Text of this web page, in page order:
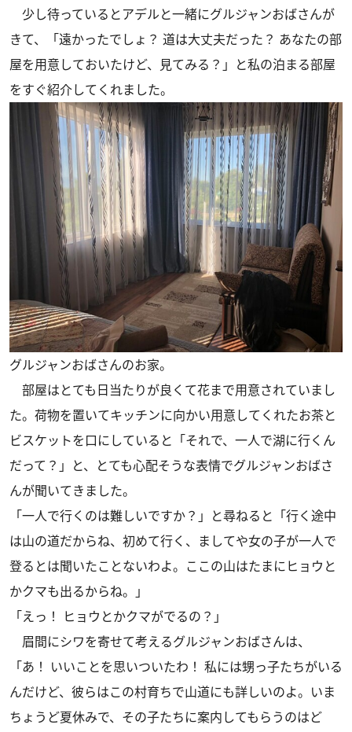
少し待っているとアデルと一緒にグルジャンおばさんが
きて、「遠かったでしょ？ 道は大丈夫だった？ あなたの部
屋を用意しておいたけど、見てみる？」と私の泊まる部屋
をすぐ紹介してくれました。
グルジャンおばさんのお家。
部屋はとても日当たりが良くて花まで用意されていまし
た。荷物を置いてキッチンに向かい用意してくれたお茶と
ビスケットを口にしていると「それで、一人で湖に行くん
だって？」と、とても心配そうな表情でグルジャンおばさ
んが聞いてきました。
「一人で行くのは難しいですか？」と尋ねると「行く途中
は山の道だからね、初めて行く、ましてや女の子が一人で
登るとは聞いたことないわよ。ここの山はたまにヒョウと
かクマも出るからね。」
「えっ！ ヒョウとかクマがでるの？」
眉間にシワを寄せて考えるグルジャンおばさんは、
「あ！ いいことを思いついたわ！ 私には甥っ子たちがいる
んだけど、彼らはこの村育ちで山道にも詳しいのよ。いま
ちょうど夏休みで、その子たちに案内してもらうのはど